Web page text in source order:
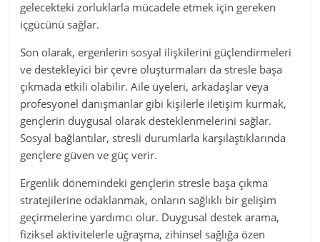
gelecekteki zorluklarla mücadele etmek için gereken
içgücünü sağlar.
Son olarak, ergenlerin sosyal ilişkilerini güçlendirmeleri
ve destekleyici bir çevre oluşturmaları da stresle başa
çıkmada etkili olabilir. Aile üyeleri, arkadaşlar veya
profesyonel danışmanlar gibi kişilerle iletişim kurmak,
gençlerin duygusal olarak desteklenmelerini sağlar.
Sosyal bağlantılar, stresli durumlarla karşılaştıklarında
gençlere güven ve güç verir.
Ergenlik dönemindeki gençlerin stresle başa çıkma
stratejilerine odaklanmak, onların sağlıklı bir gelişim
geçirmelerine yardımcı olur. Duygusal destek arama,
fiziksel aktivitelerle uğraşma, zihinsel sağlığa özen